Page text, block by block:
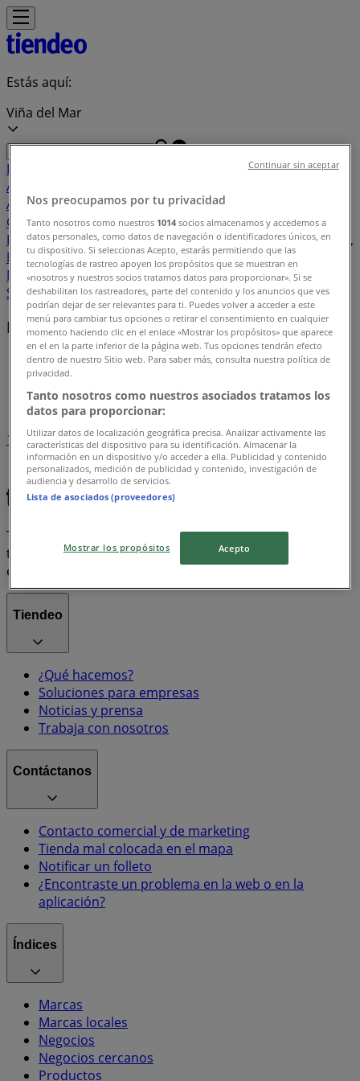
Estás aquí:
Viña del Mar
Destacados
Alimentación
AccesoriosPerfumerías y BellezaFerretería y
ConstrucciónComputación y ElectrónicaCódigos De
DescuentoMuebles y DecoraciónFarmacias y SaludAutos,
Motos y RepuestosDeporteJuguetes y
NiñosRestaurantes y PasteleríasViajes y OcioBancos y
Servicios
Marcas locales
Tiendeo en Viña del Mar»
Índice marcas
1
Score
Adidas Nike
Tiendeo forma parte de Shopfully, la empresa
tecnológica que está reinventando las compras locales
en todo el mundo.
Tiendeo
¿Qué hacemos?
Soluciones para empresas
Noticias y prensa
Trabaja con nosotros
Contáctanos
Contacto comercial y de marketing
Tienda mal colocada en el mapa
Notificar un folleto
¿Encontraste un problema en la web o en la
aplicación?
Índices
Marcas
Marcas locales
Negocios
Negocios cercanos
Productos
Nos preocupamos por tu privacidad
Tanto nosotros como nuestros 1014 socios almacenamos y accedemos a
datos personales, como datos de navegación o identificadores únicos, en
tu dispositivo. Si seleccionas Acepto, estarás permitiendo que las
tecnologías de rastreo apoyen los propósitos que se muestran en
«nosotros y nuestros socios tratamos datos para proporcionar». Si se
deshabilitan los rastreadores, parte del contenido y los anuncios que ves
podrían dejar de ser relevantes para ti. Puedes volver a acceder a este
menú para cambiar tus opciones o retirar el consentimiento en cualquier
momento haciendo clic en el enlace «Mostrar los propósitos» que aparece
en el en la parte inferior de la página web. Tus opciones tendrán efecto
dentro de nuestro Sitio web. Para saber más, consulta nuestra política de
privacidad.
Tanto nosotros como nuestros asociados tratamos los
datos para proporcionar:
Utilizar datos de localización geográfica precisa. Analizar activamente las
características del dispositivo para su identificación. Almacenar la
información en un dispositivo y/o acceder a ella. Publicidad y contenido
personalizados, medición de publicidad y contenido, investigación de
audiencia y desarrollo de servicios.
Lista de asociados (proveedores)
Mostrar los propósitos Acepto
Continuar sin aceptar